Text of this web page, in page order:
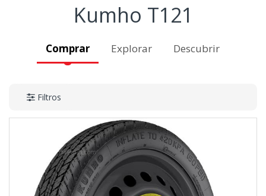
Kumho T121
Comprar Explorar Descubrir
Filtros